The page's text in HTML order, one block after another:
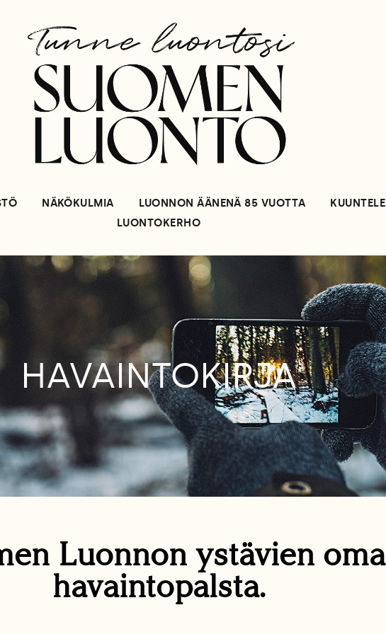
NÄKÖKULMIA LUONNON ÄÄNENÄ 85 VUOTTA KUUNTELE
LUONTOKERHO
HAVAINTOKIRJA
Luonnon ystävien oma
havaintopalsta.